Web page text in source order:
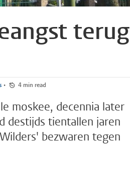
terug
• 4 min read
moskee, decennia later
destijds tientallen jaren
bezwaren tegen